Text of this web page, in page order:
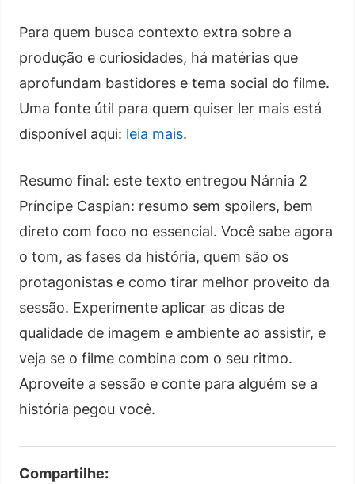
Para quem busca contexto extra sobre a
produção e curiosidades, há matérias que
aprofundam bastidores e tema social do filme.
Uma fonte útil para quem quiser ler mais está
disponível aqui: leia mais.
Resumo final: este texto entregou Nárnia 2
Príncipe Caspian: resumo sem spoilers, bem
direto com foco no essencial. Você sabe agora
o tom, as fases da história, quem são os
protagonistas e como tirar melhor proveito da
sessão. Experimente aplicar as dicas de
qualidade de imagem e ambiente ao assistir, e
veja se o filme combina com o seu ritmo.
Aproveite a sessão e conte para alguém se a
história pegou você.
Compartilhe: